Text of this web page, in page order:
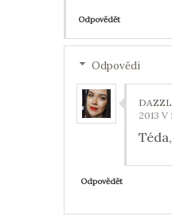
Odpovědět
Odpovědi
2013 V
Odpovědět